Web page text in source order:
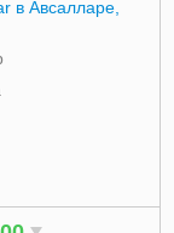
в Авсалларе,